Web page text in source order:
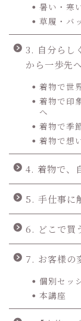
暑い・寒
草履・バ
3. 自分らし
から一歩先へ
着物で世
着物で印
へ
着物で季
着物で想
4. 着物で、
5. 手仕事に
6. どこで買
7. お客様の
個別セッ
本講座